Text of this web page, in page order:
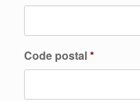
Code postal*